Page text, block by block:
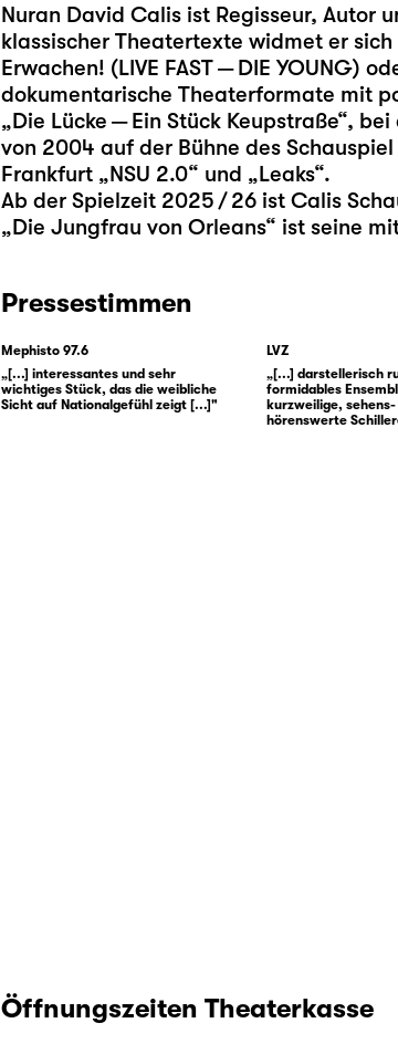
Nuran David Calisist Regisseur, Autor
klassischer Theatertexte widmet er
Erwachen! (LIVE FAST — DIE YOUNG)
dokumentarische Theaterformate mit
„Die Lücke — Ein Stück Keupstraße“,
von 2004 auf der Bühne des
Frankfurt „NSU 2.0“ und „Leaks“.
Ab der Spielzeit 2025 / 26 ist Calis
„Die Jungfrau von Orleans“ ist seine
Pressestimmen
Mephisto 97.6
„[...] interessantes und sehr
wichtiges Stück, das die weibliche
Sicht auf Nationalgefühl zeigt [...]"
LVZ
„[...] darstellerisch
formidables
kurzweilige, sehens-
hörenswerte
Öffnungszeiten Theaterkasse